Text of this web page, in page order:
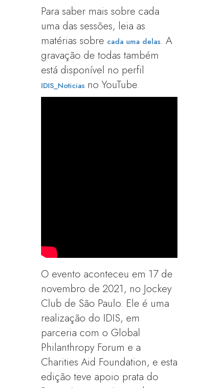
Para saber mais sobre cada
uma das sessões, leia as
matérias sobre cada uma delas. A
gravação de todas também
está disponível no perfil
IDIS_Noticias no YouTube.
O evento aconteceu em 17 de
novembro de 2021, no Jockey
Club de São Paulo. Ele é uma
realização do IDIS, em
parceria com o Global
Philanthropy Forum e a
Charities Aid Foundation, e esta
edição teve apoio prata do